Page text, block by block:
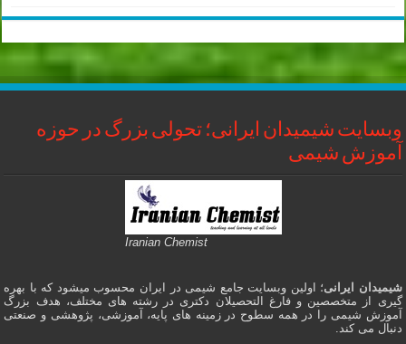
وبسایت شیمیدان ایرانی؛ تحولی بزرگ در حوزه
آموزش شیمی
Iranian Chemist
شیمیدان ایرانی؛ اولین وبسایت جامع شیمی در ایران محسوب میشود که با بهره
گیری از متخصصین و فارغ التحصیلان دکتری در رشته های مختلف، هدف بزرگ
آموزش شیمی را در همه سطوح در زمینه های پایه، آموزشی، پژوهشی و صنعتی
دنبال می کند.